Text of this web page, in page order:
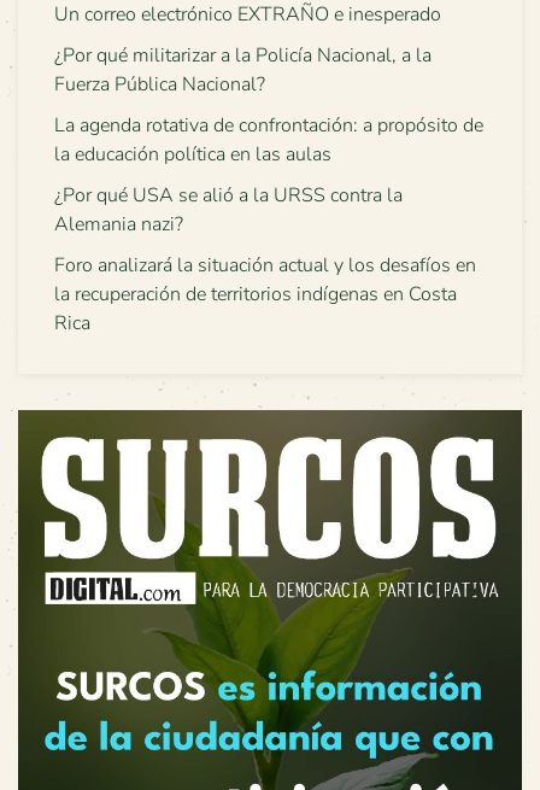
Un correo electrónico EXTRAÑO e inesperado
¿Por qué militarizar a la Policía Nacional, a la
Fuerza Pública Nacional?
La agenda rotativa de confrontación: a propósito de
la educación política en las aulas
¿Por qué USA se alió a la URSS contra la
Alemania nazi?
Foro analizará la situación actual y los desafíos en
la recuperación de territorios indígenas en Costa
Rica